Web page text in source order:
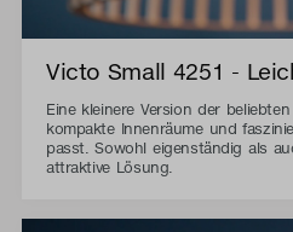
Victo Small 4251 -
Eine kleinere Version der
kompakte Innenräume und
passt. Sowohl eigenständig als
attraktive Lösung.